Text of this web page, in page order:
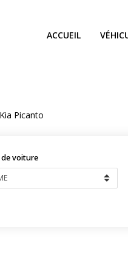
ACCUEIL
Kia Picanto
voiture